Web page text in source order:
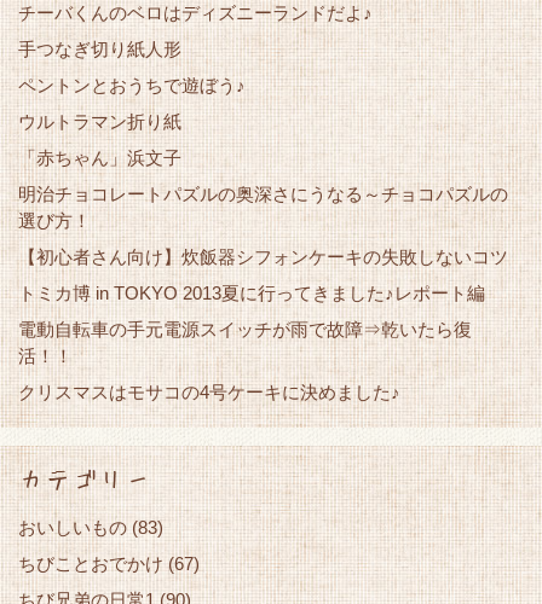
チーバくんのベロはディズニーランドだよ♪
手つなぎ切り紙人形
ペントンとおうちで遊ぼう♪
ウルトラマン折り紙
「赤ちゃん」浜文子
明治チョコレートパズルの奥深さにうなる～チョコパズルの
選び方！
【初心者さん向け】炊飯器シフォンケーキの失敗しないコツ
トミカ博 in TOKYO 2013夏に行ってきました♪レポート編
電動自転車の手元電源スイッチが雨で故障⇒乾いたら復
活！！
クリスマスはモサコの4号ケーキに決めました♪
カテゴリー
おいしいもの (83)
ちびことおでかけ (67)